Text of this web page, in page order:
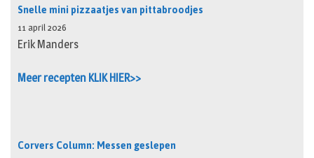
Snelle mini pizzaatjes van pittabroodjes
11 april 2026
Erik Manders
Meer recepten KLIK HIER>>
Corvers Column: Messen geslepen